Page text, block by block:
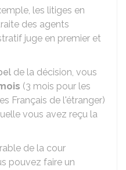
les litiges en
des agents
juge en premier et
de la décision, vous
(3 mois pour les
Français de l'étranger)
vous avez reçu la
de la cour
pouvez faire un